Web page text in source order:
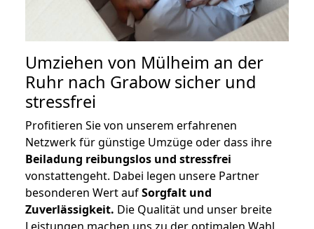
Umziehen von Mülheim an der
Ruhr nach Grabow sicher und
stressfrei
Profitieren Sie von unserem erfahrenen
Netzwerk für günstige Umzüge oder dass ihre
Beiladung reibungslos und stressfrei
vonstattengeht. Dabei legen unsere Partner
besonderen Wert aufSorgfalt und
Zuverlässigkeit. Die Qualität und unser breite